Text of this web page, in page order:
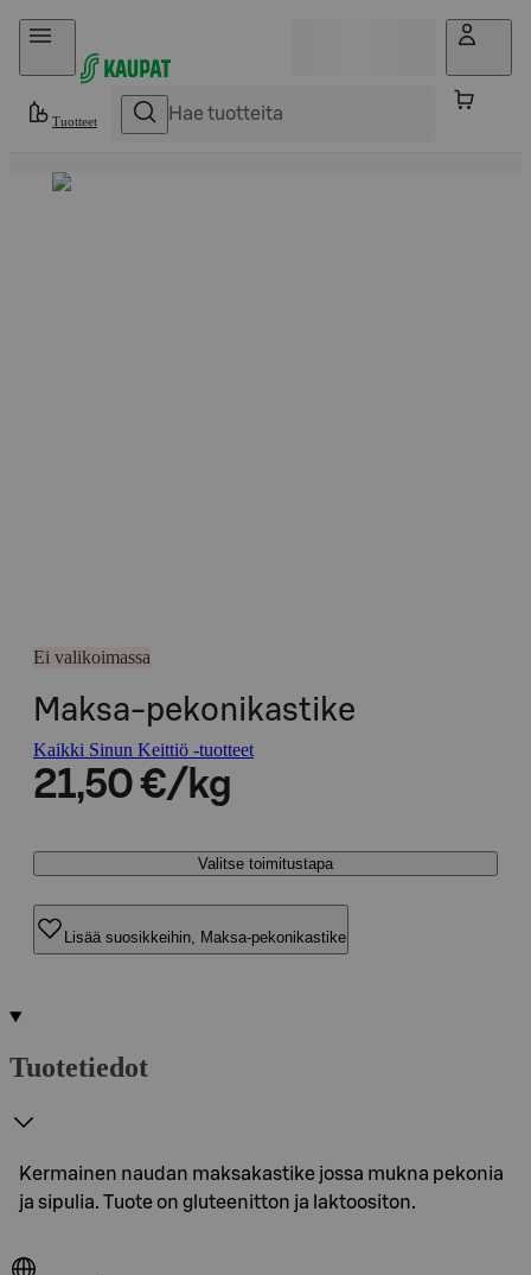
Hyppää sisältöön
Tuotteet
Ei valikoimassa
Maksa-pekonikastike
Kaikki Sinun Keittiö -tuotteet
21,50 €/kg
Valitse toimitustapa
Lisää suosikkeihin, Maksa-pekonikastike
Tuotetiedot
Kermainen naudan maksakastike jossa mukna pekonia
ja sipulia. Tuote on gluteenitton ja laktoositon.